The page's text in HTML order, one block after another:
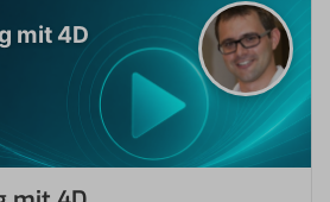
mit 4D